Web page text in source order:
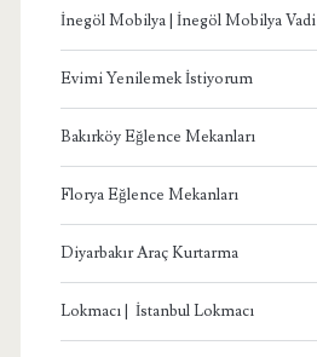
İnegöl Mobilya | İnegöl Mobilya Vadi
Evimi Yenilemek İstiyorum
Bakırköy Eğlence Mekanları
Florya Eğlence Mekanları
Diyarbakır Araç Kurtarma
Lokmacı | İstanbul Lokmacı